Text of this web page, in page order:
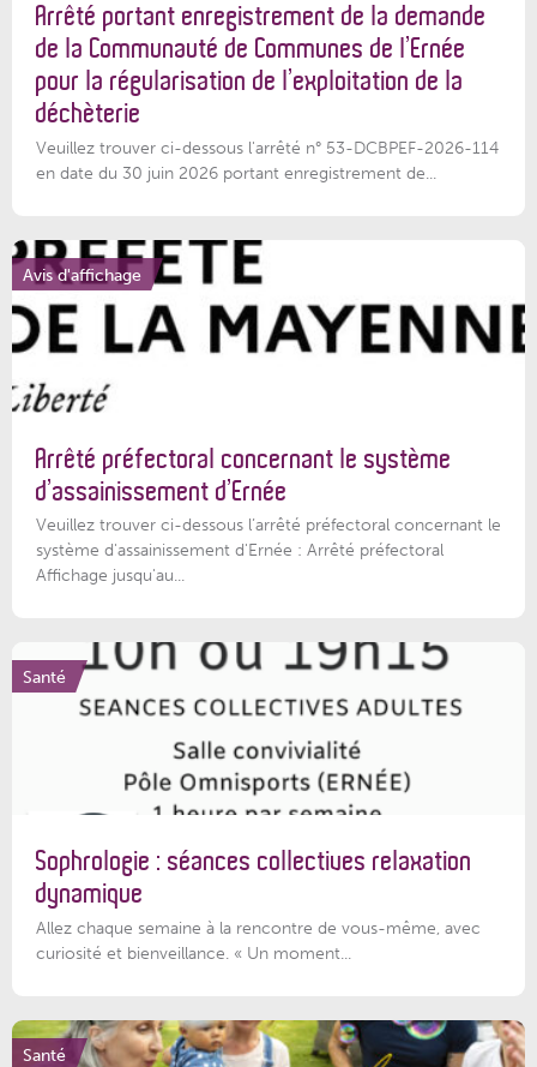
Arrêté portant enregistrement de la demande
de la Communauté de Communes de l’Ernée
pour la régularisation de l’exploitation de la
déchèterie
Veuillez trouver ci-dessous l'arrêté n° 53-DCBPEF-2026-114
en date du 30 juin 2026 portant enregistrement de...
Avis d'affichage
Arrêté préfectoral concernant le système
d’assainissement d’Ernée
Veuillez trouver ci-dessous l’arrêté préfectoral concernant le
système d'assainissement d'Ernée : Arrêté préfectoral
Affichage jusqu'au...
Santé
Sophrologie : séances collectives relaxation
dynamique
Allez chaque semaine à la rencontre de vous-même, avec
curiosité et bienveillance. « Un moment...
Santé